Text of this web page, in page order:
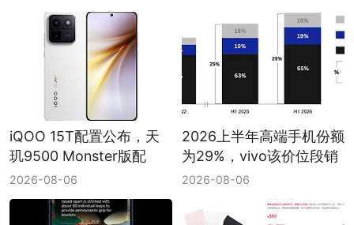
iQOO 15T配置公布，天
玑9500 Monster版配
8000mAh电池和Q3芯片
2026-08-06
2026上半年高端手机份额
为29%，vivo该价位段销
量同比增长20%
2026-08-06